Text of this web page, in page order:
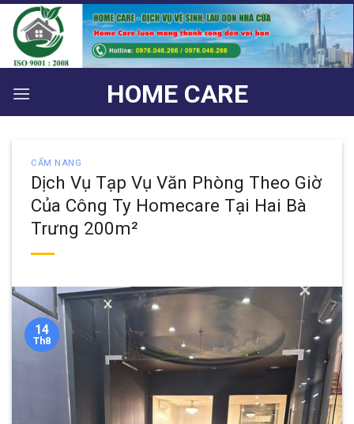
Bỏ
qua
nội
dung
HOME CARE
CẨM NANG
Dịch Vụ Tạp Vụ Văn Phòng Theo Giờ
Của Công Ty Homecare Tại Hai Bà
Trưng 200m²
14
Th8